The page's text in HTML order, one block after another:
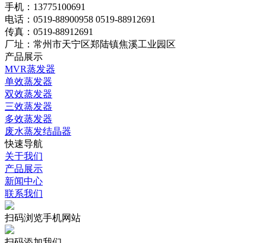
手机：13775100691
电话：0519-88900958 0519-88912691
传真：0519-88912691
厂址：常州市天宁区郑陆镇焦溪工业园区
产品展示
MVR蒸发器
单效蒸发器
双效蒸发器
三效蒸发器
多效蒸发器
废水蒸发结晶器
快速导航
关于我们
产品展示
新闻中心
联系我们
扫码浏览手机网站